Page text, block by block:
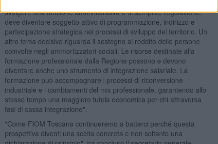
svolgere una funzione amministrativa o di semplice regolazione:
deve diventare soggetto attivo di programmazione, indirizzo e
partecipazione strategica nei processi di sviluppo del territorio. Un
altro tema decisivo riguarda il sostegno al reddito delle persone
coinvolte negli ammortizzatori sociali. Le risorse destinate alla
formazione professionale dalla Regione possono e devono
diventare anche uno strumento di integrazione salariale. La
formazione può accompagnare i processi di riconversione
industriale e i cambiamenti del mix professionale, garantendo allo
stesso tempo una maggiore tutela economica per chi attraversa
fasi di cassa integrazione".
"Come FIOM Toscana continueremo a batterci perché questa
prospettiva diventi una scelta concreta e non soltanto una